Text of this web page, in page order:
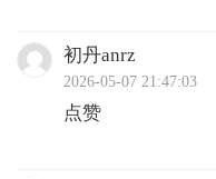
初丹anrz
2026-05-07 21:47:03
点赞